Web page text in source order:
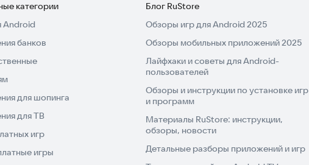
категории
Android
банков
для шопинга
для ТВ
игр
игры
Блог RuStore
Обзоры игр для Android 2025
Обзоры мобильных приложений 2025
Лайфхаки и советы для Android-
пользователей
Обзоры и инструкции по установке игр
и программ
Материалы RuStore: инструкции,
обзоры, новости
Детальные разборы приложений и игр